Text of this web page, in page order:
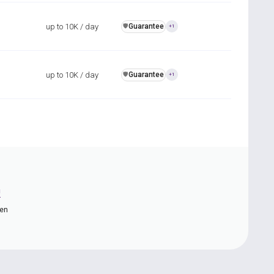
up to 10K / day ️🛡️Guarantee +1
up to 10K / day ️🛡️Guarantee +1